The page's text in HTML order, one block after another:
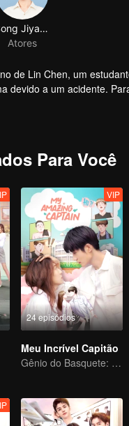
Song Jiyang
Atores
de Lin Chen, um
devido a um acidente.
com Lu Xun, um
Para Você
24 episódios
VIP
Meu Incrível Capitão
Gênio do Basquete: Amor em um Novo Corpo